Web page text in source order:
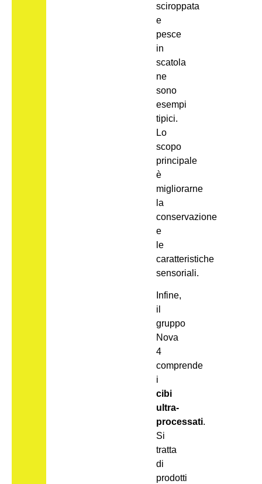
sciroppata
e
pesce
in
scatola
ne
sono
esempi
tipici.
Lo
scopo
principale
è
migliorarne
la
conservazione
e
le
caratteristiche
sensoriali.
Infine,
il
gruppo
Nova
4
comprende
i
cibi
ultra-
processati.
Si
tratta
di
prodotti